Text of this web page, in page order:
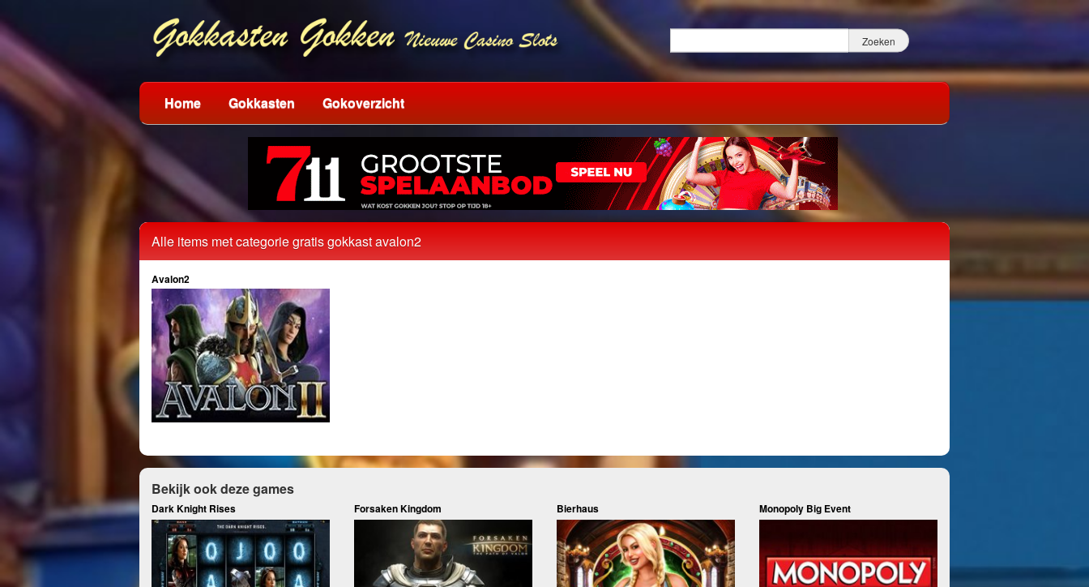
Home Gokkasten Gokoverzicht
Alle items met categorie gratis gokkast avalon2
Avalon2
Bekijk ook deze games
Dark Knight Rises Forsaken Kingdom Bierhaus Monopoly Big Event